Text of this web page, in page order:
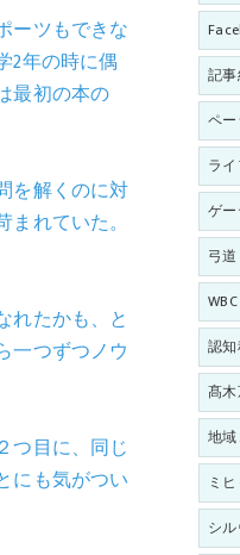
ーツもできな
2年の時に偶
最初の本の
を解くのに対
れていた。
れたかも、と
一つずつノウ
つ目に、同じ
にも気がつい
記
ペ
ラ
ゲ
弓道
WBC
認
髙
地
ミ
シ